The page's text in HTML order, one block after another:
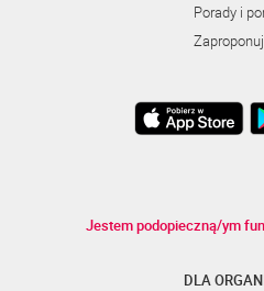
Porady i
Jestem podopieczną/ym
DLA